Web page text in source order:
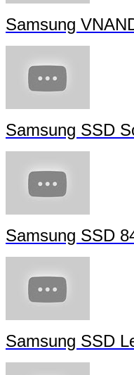
Samsung
Samsung SSD
Samsung SSD 840
Samsung SSD